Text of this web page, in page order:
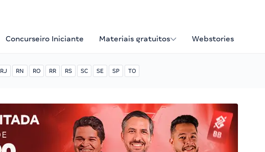
Concurseiro Iniciante Materiais gratuitos Webstories
RJ RN RO RR RS SC SE SP TO